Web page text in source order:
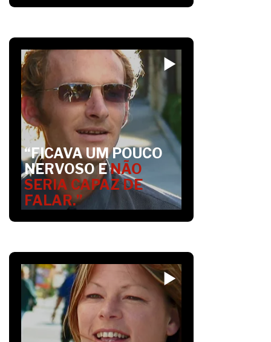
“FICAVA UM POUCO
NERVOSO ENÃO
SERIA CAPAZ DE
FALAR.”